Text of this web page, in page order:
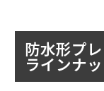
防水形プ
ラインナ